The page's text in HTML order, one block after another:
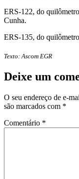
ERS-122, do
Cunha.
ERS-135, do
Texto: Ascom EGR
Deixe um
O seu endereço de e-
são marcados com *
Comentário *